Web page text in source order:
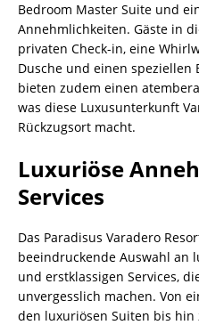
Bedroom Master Suite und
Annehmlichkeiten. Gäste in
privaten Check-in, eine
Dusche und einen speziellen
bieten zudem einen
was diese Luxusunterkunft
Rückzugsort macht.
Luxuriöse
Services
Das Paradisus Varadero
beeindruckende Auswahl an
und erstklassigen Services,
unvergesslich machen. Von
den luxuriösen Suiten bis